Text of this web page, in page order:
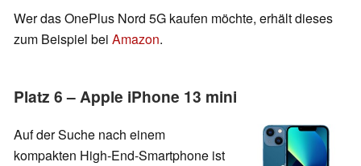
Wer das OnePlus Nord 5G kaufen möchte, erhält dieses
zum Beispiel bei Amazon.
Platz 6 – Apple iPhone 13 mini
Auf der Suche nach einem
kompakten High-End-Smartphone ist